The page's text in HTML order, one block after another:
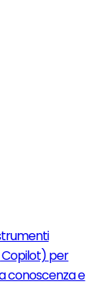
Copilot) per
conoscenza e